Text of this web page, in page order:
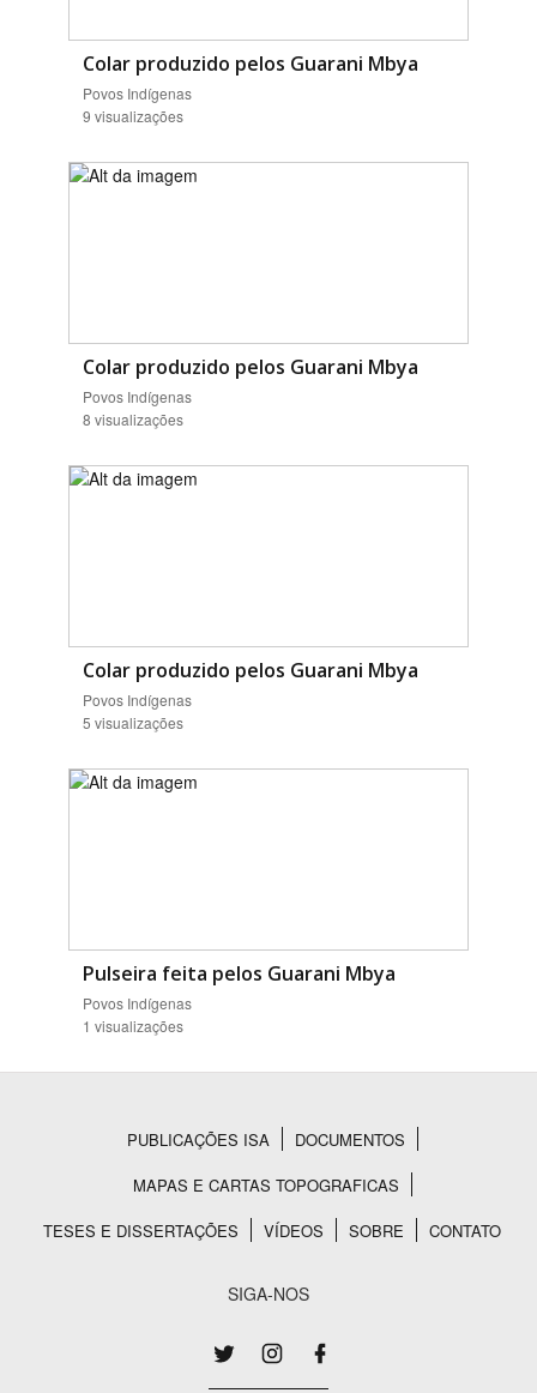
Colar produzido pelos Guarani Mbya
Povos Indígenas
9 visualizações
Colar produzido pelos Guarani Mbya
Povos Indígenas
8 visualizações
Colar produzido pelos Guarani Mbya
Povos Indígenas
5 visualizações
Pulseira feita pelos Guarani Mbya
Povos Indígenas
1 visualizações
Rodapé
PUBLICAÇÕES ISA
DOCUMENTOS
MAPAS E CARTAS TOPOGRAFICAS
TESES E DISSERTAÇÕES
VÍDEOS SOBRE CONTATO
SIGA-NOS